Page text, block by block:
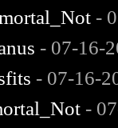
-
- 07-16-
- 07-16-
-